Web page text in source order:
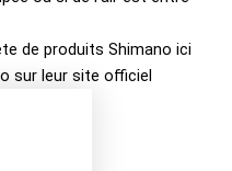
de produits Shimano ici
sur leur site officiel